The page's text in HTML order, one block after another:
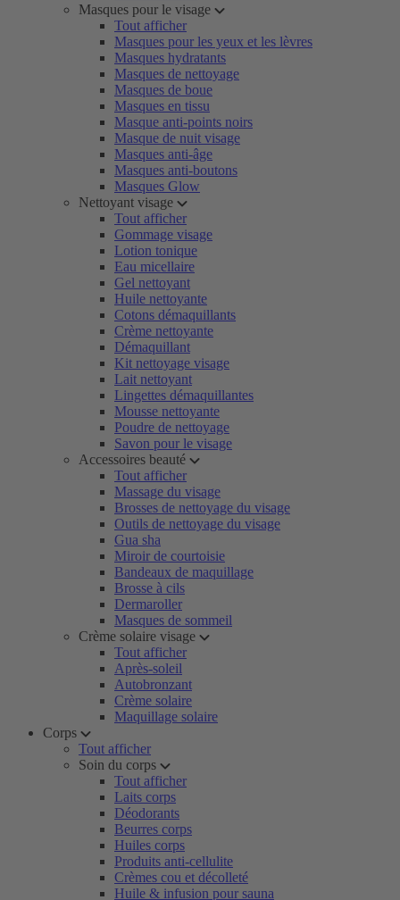
Masques pour le visage
Tout afficher
Masques pour les yeux et les lèvres
Masques hydratants
Masques de nettoyage
Masques de boue
Masques en tissu
Masque anti-points noirs
Masque de nuit visage
Masques anti-âge
Masques anti-boutons
Masques Glow
Nettoyant visage
Tout afficher
Gommage visage
Lotion tonique
Eau micellaire
Gel nettoyant
Huile nettoyante
Cotons démaquillants
Crème nettoyante
Démaquillant
Kit nettoyage visage
Lait nettoyant
Lingettes démaquillantes
Mousse nettoyante
Poudre de nettoyage
Savon pour le visage
Accessoires beauté
Tout afficher
Massage du visage
Brosses de nettoyage du visage
Outils de nettoyage du visage
Gua sha
Miroir de courtoisie
Bandeaux de maquillage
Brosse à cils
Dermaroller
Masques de sommeil
Crème solaire visage
Tout afficher
Après-soleil
Autobronzant
Crème solaire
Maquillage solaire
Corps
Tout afficher
Soin du corps
Tout afficher
Laits corps
Déodorants
Beurres corps
Huiles corps
Produits anti-cellulite
Crèmes cou et décolleté
Huile & infusion pour sauna